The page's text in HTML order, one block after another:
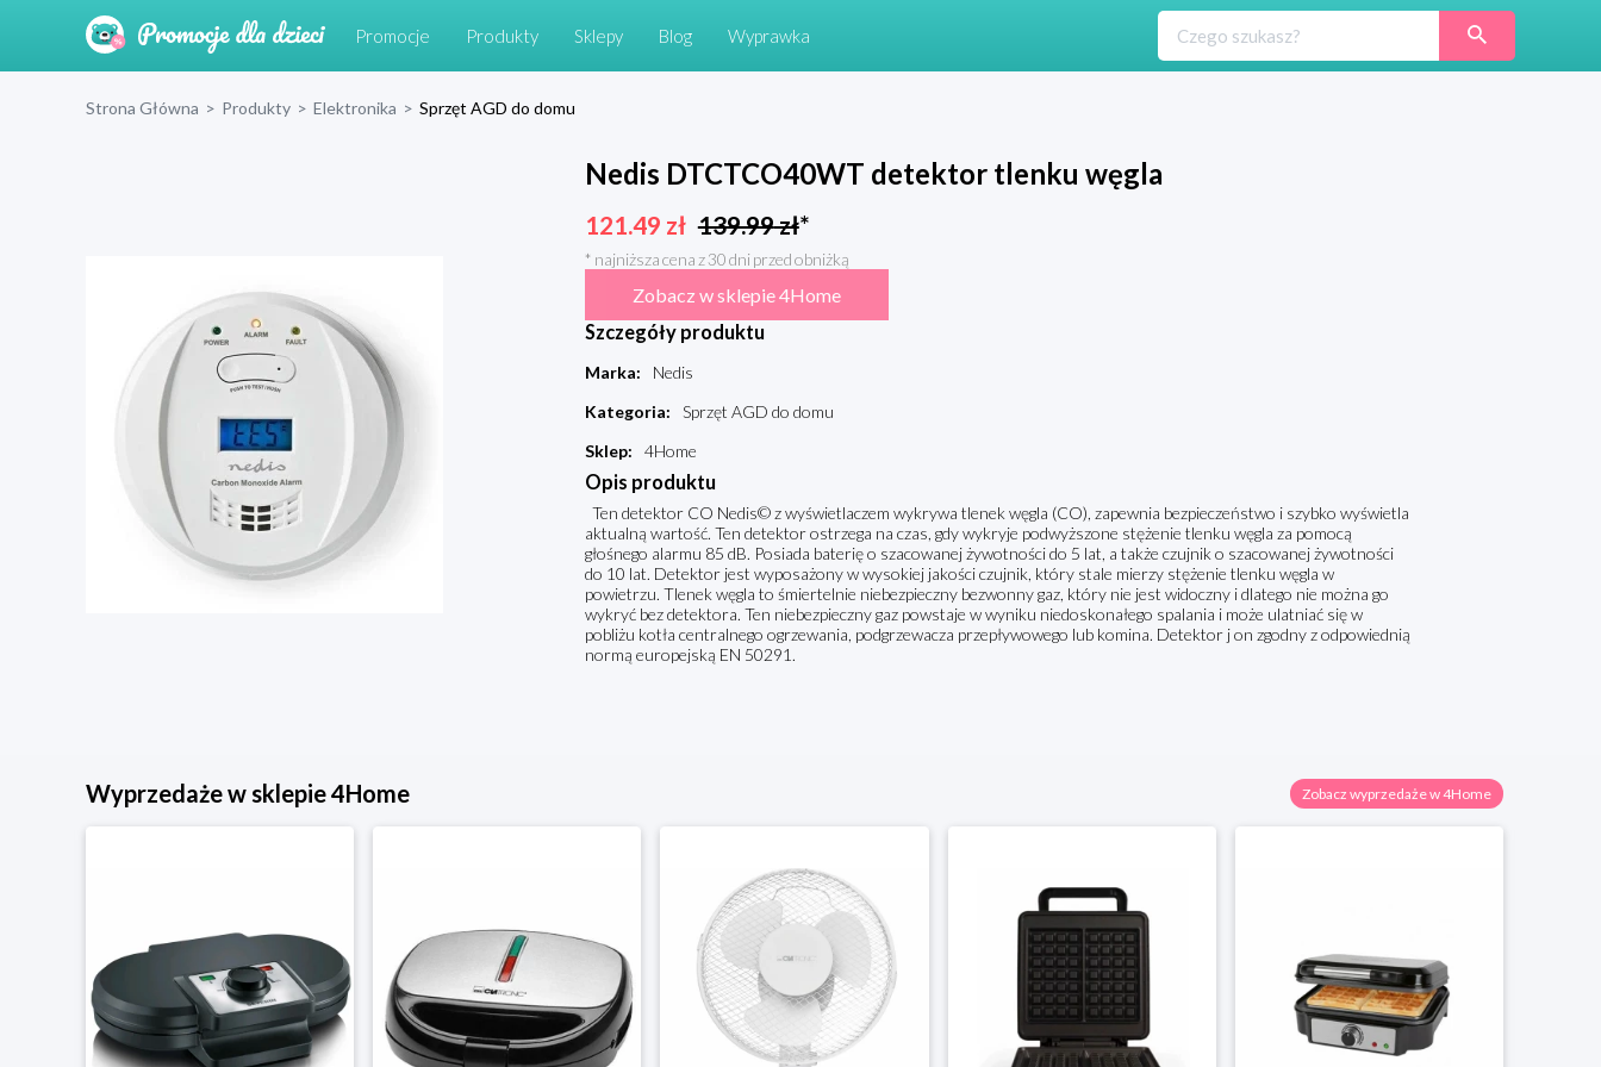
Promocje Produkty Sklepy Blog Wyprawka
Strona Główna > Produkty > Elektronika > Sprzęt AGD do domu
Nedis DTCTCO40WT detektor tlenku węgla
121.49 zł 139.99zł*
* najniższa cena z 30 dni przed obniżką
Zobacz w sklepie 4Home
Szczegóły produktu
Marka:
Nedis
Kategoria:
Sprzęt AGD do domu
Sklep: 4Home
Opis produktu
Ten detektor CO Nedis© z wyświetlaczem wykrywa tlenek węgla (CO), zapewnia bezpieczeństwo i szybko wyświetla
aktualną wartość. Ten detektor ostrzega na czas, gdy wykryje podwyższone stężenie tlenku węgla za pomocą
głośnego alarmu 85 dB. Posiada baterię o szacowanej żywotności do 5 lat, a także czujnik o szacowanej żywotności
do 10 lat. Detektor jest wyposażony w wysokiej jakości czujnik, który stale mierzy stężenie tlenku węgla w
powietrzu. Tlenek węgla to śmiertelnie niebezpieczny bezwonny gaz, który nie jest widoczny i dlatego nie można go
wykryć bez detektora. Ten niebezpieczny gaz powstaje w wyniku niedoskonałego spalania i może ulatniać się w
pobliżu kotła centralnego ogrzewania, podgrzewacza przepływowego lub komina. Detektor j on zgodny z odpowiednią
normą europejską EN 50291.
Wyprzedaże w sklepie 4Home Zobacz wyprzedaże w 4Home